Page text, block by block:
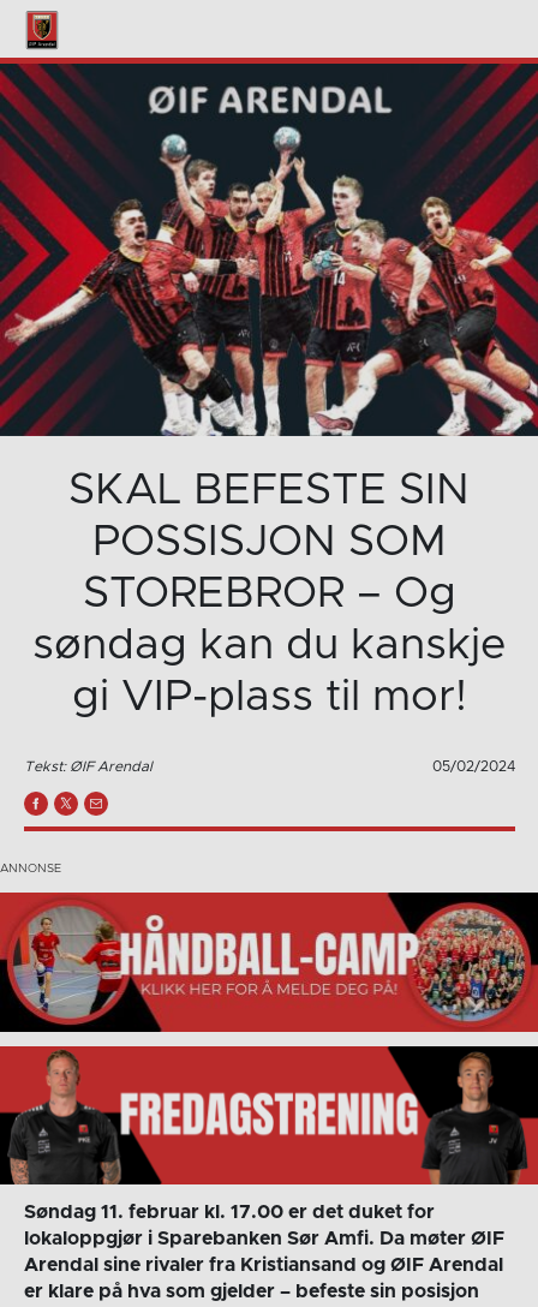
SKAL BEFESTE SIN
POSSISJON SOM
STOREBROR – Og
søndag kan du kanskje
gi VIP-plass til mor!
Tekst: ØIF Arendal 05/02/2024
Søndag 11. februar kl. 17.00 er det duket for
lokaloppgjør i Sparebanken Sør Amfi. Da møter ØIF
Arendal sine rivaler fra Kristiansand og ØIF Arendal
er klare på hva som gjelder – befeste sin posisjon